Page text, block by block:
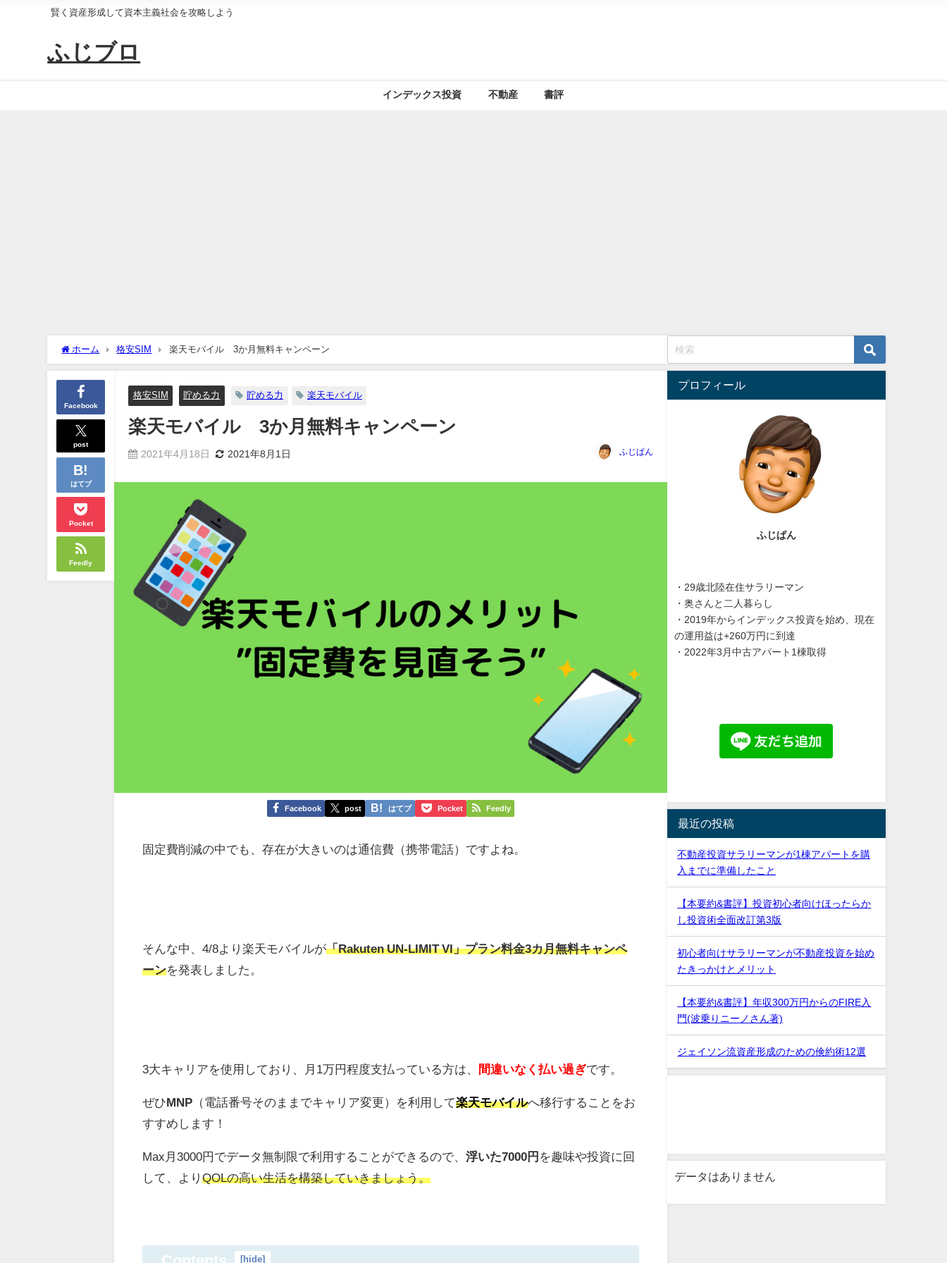
賢く資産形成して資本主義社会を攻略しよう
ふじブロ
インデックス投資 不動産 書評
ホーム 格安SIM 楽天モバイル 3か月無料キャンペーン
Facebook
post
はてブ
Pocket
Feedly
格安SIM 貯める力 貯める力 楽天モバイル
楽天モバイル 3か月無料キャンペーン
2021年4月18日 2021年8月1日 ふじぱん
Facebook post はてブ Pocket Feedly
固定費削減の中でも、存在が大きいのは通信費（携帯電話）ですよね。
そんな中、4/8より楽天モバイルが「Rakuten UN-LIMIT VI」プラン料金3カ月無料キャンペ
ーンを発表しました。
3大キャリアを使用しており、月1万円程度支払っている方は、 間違いなく払い過ぎです。
ぜひMNP （電話番号そのままでキャリア変更）を利用して楽天モバイルへ移行することをお
すすめします！
Max月3000円でデータ無制限で利用することができるので、浮いた7000円 を趣味や投資に回
して、よりQOLの高い生活を構築していきましょう。
[hide]
プロフィール
ふじぱん
・29歳北陸在住サラリーマン
・奥さんと二人暮らし
・2019年からインデックス投資を始め、現在
の運用益は+260万円に到達
・2022年3月中古アパート1棟取得
最近の投稿
不動産投資サラリーマンが1棟アパートを購
入までに準備したこと
【本要約&書評】投資初心者向けほったらか
し投資術全面改訂第3版
初心者向けサラリーマンが不動産投資を始め
たきっかけとメリット
【本要約&書評】年収300万円からのFIRE入
門(波乗りニーノさん著)
ジェイソン流資産形成のための倹約術12選
データはありません